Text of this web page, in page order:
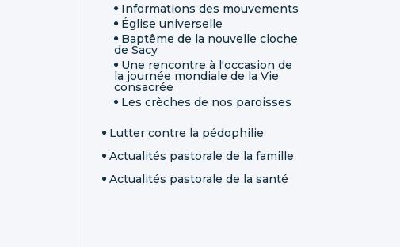
Informations des mouvements
Église universelle
Baptême de la nouvelle cloche
de Sacy
Une rencontre à l'occasion de
la journée mondiale de la Vie
consacrée
Les crèches de nos paroisses
Lutter contre la pédophilie
Actualités pastorale de la famille
Actualités pastorale de la santé